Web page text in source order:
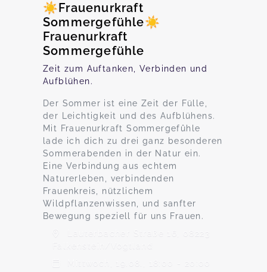
☀️Frauenurkraft
Sommergefühle☀️
Frauenurkraft
Sommergefühle
Zeit zum Auftanken, Verbinden und
Aufblühen.
Der Sommer ist eine Zeit der Fülle,
der Leichtigkeit und des Aufblühens.
Mit Frauenurkraft Sommergefûhle
lade ich dich zu drei ganz besonderen
Sommerabenden in der Natur ein.
Eine Verbindung aus echtem
Naturerleben, verbindenden
Frauenkreis, nützlichem
Wildpflanzenwissen, und sanfter
Bewegung speziell für uns Frauen.
Lauterbacher Straße 16, 08223
Falkenstein/Vogtland
Mittwoch, 19.08., 18:00 - 20:00